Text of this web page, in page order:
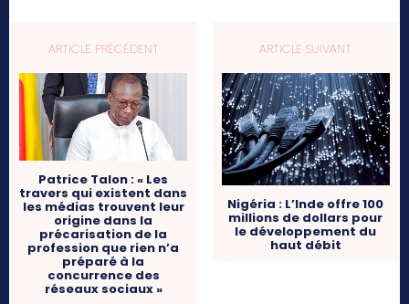
ARTICLE PRÉCÉDENT
Patrice Talon : « Les
travers qui existent dans
les médias trouvent leur
origine dans la
précarisation de la
profession que rien n’a
préparé à la
concurrence des
réseaux sociaux »
ARTICLE SUIVANT
Nigéria : L’Inde offre 100
millions de dollars pour
le développement du
haut débit